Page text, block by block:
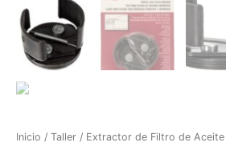
Inicio / Taller / Extractor de Filtro de